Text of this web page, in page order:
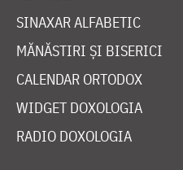
SINAXAR ALFABETIC
MĂNĂSTIRI ȘI BISERICI
CALENDAR ORTODOX
WIDGET DOXOLOGIA
RADIO DOXOLOGIA